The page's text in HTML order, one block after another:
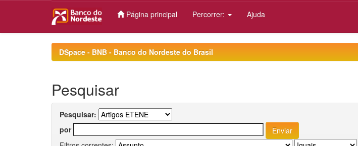
Página principal Percorrer: Ajuda
DSpace - BNB - Banco do Nordeste do Brasil
Pesquisar
Pesquisar:
por